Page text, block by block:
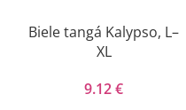
Biele tangá Kalypso, L–
XL
9.12€